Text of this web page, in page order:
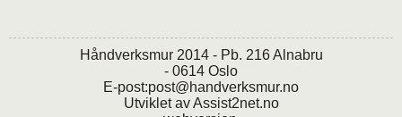
Håndverksmur 2014 - Pb. 216 Alnabru
- 0614 Oslo
E-post:post@handverksmur.no
Utviklet avAssist2net.no